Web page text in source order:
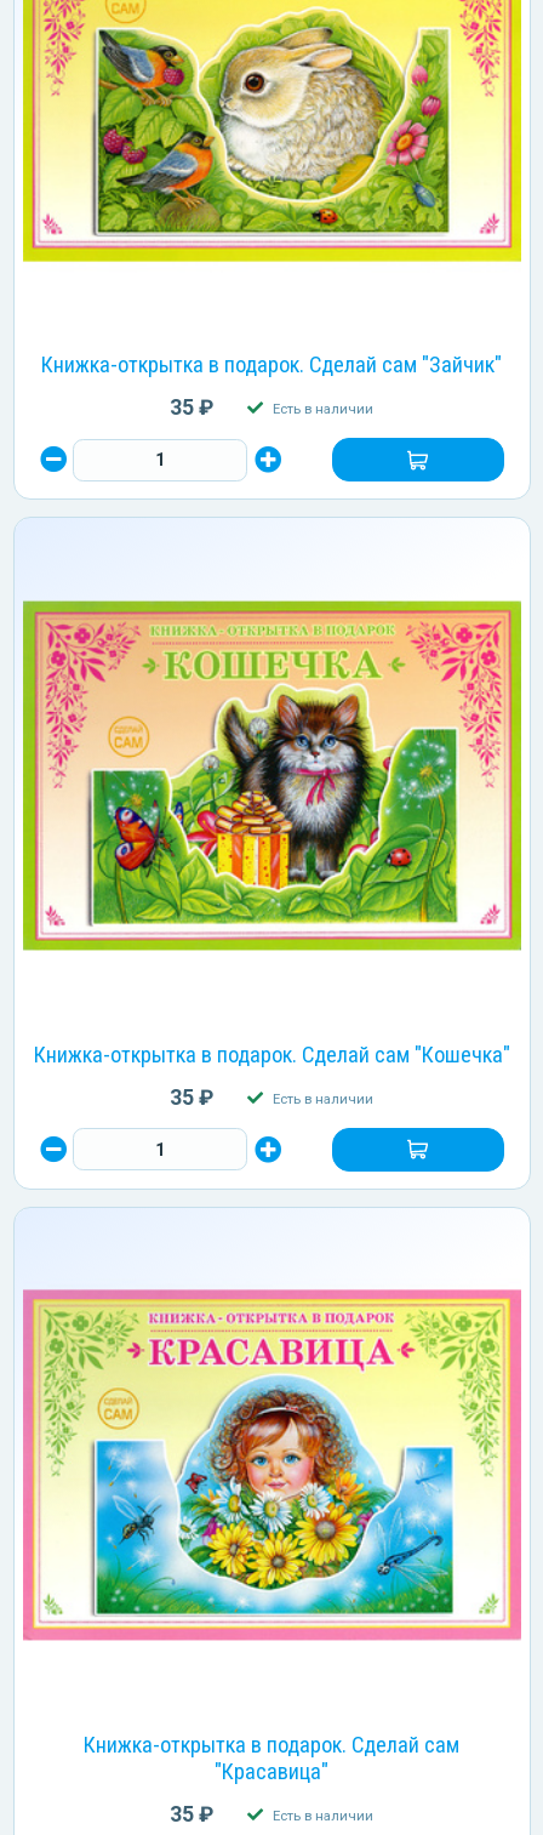
Книжка-открытка в подарок. Сделай сам "Зайчик"
35 ₽ Есть в наличии
Книжка-открытка в подарок. Сделай сам "Кошечка"
35 ₽ Есть в наличии
Книжка-открытка в подарок. Сделай сам
"Красавица"
35 ₽ Есть в наличии